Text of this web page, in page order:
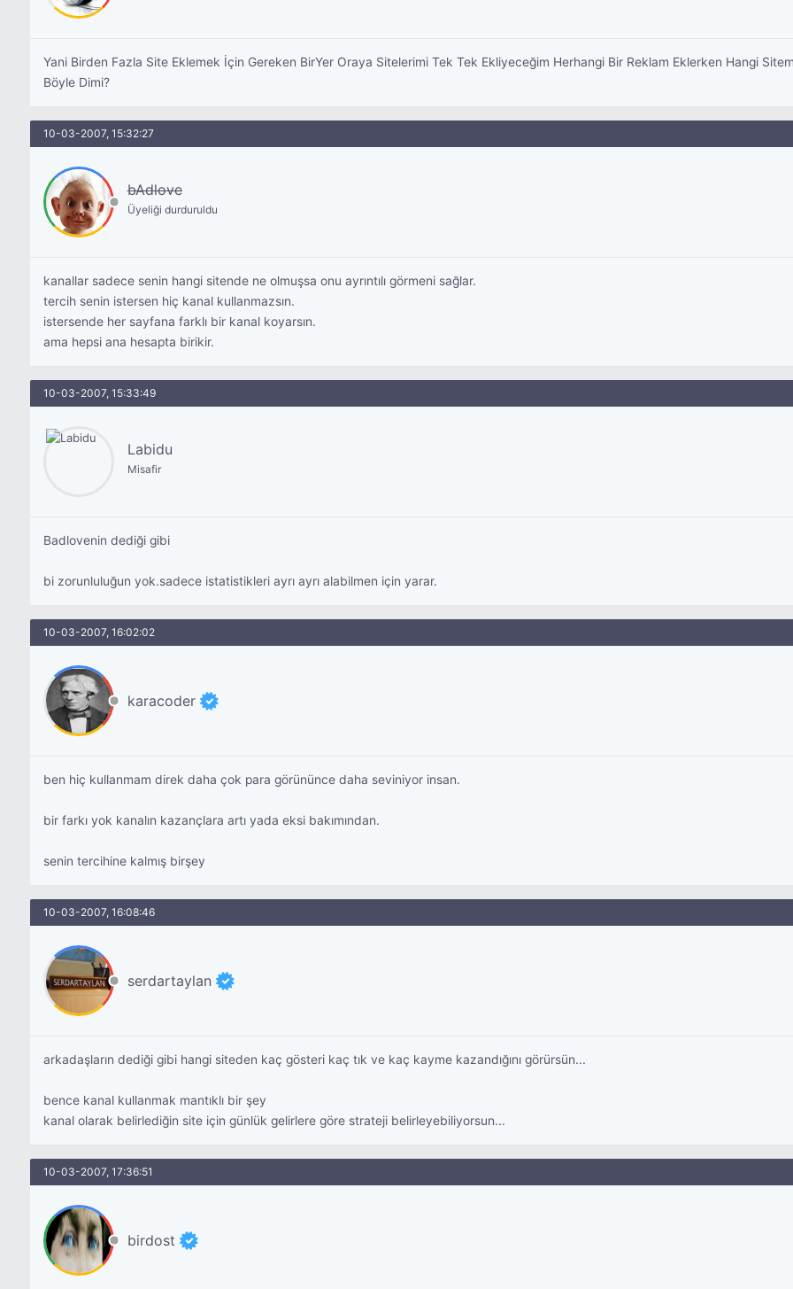
Yani Birden Fazla Site Eklemek İçin Gereken BirYer Oraya Sitelerimi Tek Tek Ekliyeceğim Herhangi Bir Reklam Eklerken Hangi
Böyle Dimi?
10-03-2007, 15:32:27
bAdlove
Üyeliği durduruldu
kanallar sadece senin hangi sitende ne olmuşsa onu ayrıntılı görmeni sağlar.
tercih senin istersen hiç kanal kullanmazsın.
istersende her sayfana farklı bir kanal koyarsın.
ama hepsi ana hesapta birikir.
10-03-2007, 15:33:49
Labidu
Misafir
Badlovenin dediği gibi
bi zorunluluğun yok.sadece istatistikleri ayrı ayrı alabilmen için yarar.
10-03-2007, 16:02:02
karacoder
ben hiç kullanmam direk daha çok para görününce daha seviniyor insan.
bir farkı yok kanalın kazançlara artı yada eksi bakımından.
senin tercihine kalmış birşey
10-03-2007, 16:08:46
serdartaylan
arkadaşların dediği gibi hangi siteden kaç gösteri kaç tık ve kaç kayme kazandığını görürsün...
bence kanal kullanmak mantıklı bir şey
kanal olarak belirlediğin site için günlük gelirlere göre strateji belirleyebiliyorsun...
10-03-2007, 17:36:51
birdost